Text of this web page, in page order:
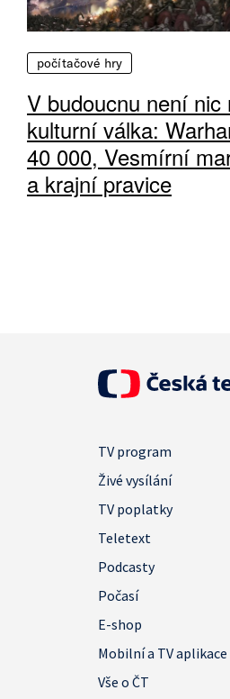
počítačové hry
V budoucnu není nic
kulturní válka:
40 000, Vesmírní
a krajní pravice
TV program
Živé vysílání
TV poplatky
Teletext
Podcasty
Počasí
E-shop
Mobilní a TV aplikace
Vše o ČT